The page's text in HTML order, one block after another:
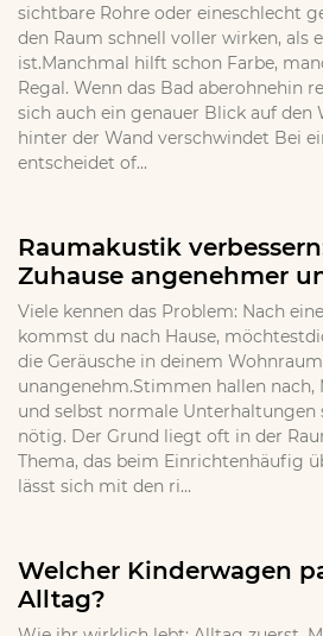
sichtbare Rohre oder eineschlecht
den Raum schnell voller wirken, als
ist.Manchmal hilft schon Farbe,
Regal. Wenn das Bad aberohnehin
sich auch ein genauer Blick auf den
hinter der Wand verschwindet Bei
entscheidet of...
Raumakustik
Zuhause angenehmer
Viele kennen das Problem: Nach
kommst du nach Hause,
die Geräusche in deinem
unangenehm.Stimmen hallen nach,
und selbst normale Unterhaltungen
nötig. Der Grund liegt oft in der
Thema, das beim Einrichtenhäufig
lässt sich mit den ri...
Welcher Kinderwagen
Alltag?